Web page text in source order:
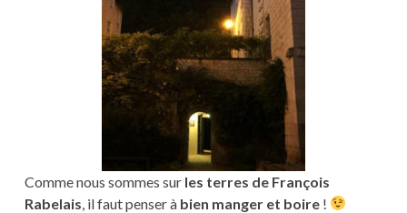
Comme nous sommes sur les terres de François
Rabelais , il faut penser à bien manger et boire !